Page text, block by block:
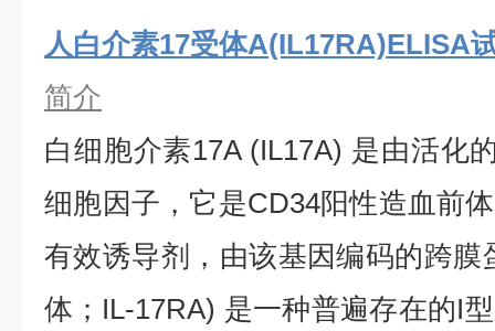
人白介素17受体A(IL17RA)ELISA
简介
白细胞介素17A (IL17A) 是由活化
细胞因子，它是CD34阳性造血前
有效诱导剂，由该基因编码的跨膜
体；IL-17RA) 是一种普遍存在的I